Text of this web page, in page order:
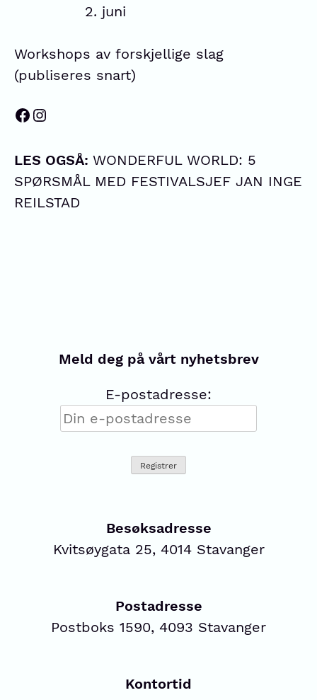
2. juni
Workshops av forskjellige slag
(publiseres snart)
LES OGSÅ: WONDERFUL WORLD: 5
SPØRSMÅL MED FESTIVALSJEF JAN INGE
REILSTAD
Meld deg på vårt nyhetsbrev
E-postadresse:
Besøksadresse
Kvitsøygata 25, 4014 Stavanger
Postadresse
Postboks 1590, 4093 Stavanger
Kontortid